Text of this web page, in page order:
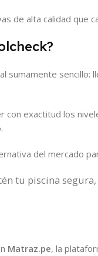
de alta calidad que
sumamente sencillo:
con exactitud los
del mercado
tu piscina
Matraz.pe, la